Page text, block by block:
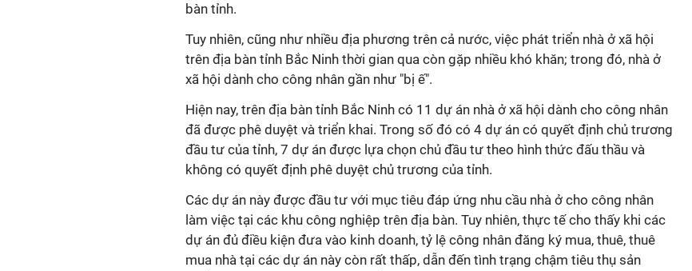
bàn tỉnh.
Tuy nhiên, cũng như nhiều địa phương trên cả nước, việc phát triển nhà ở xã hội
trên địa bàn tỉnh Bắc Ninh thời gian qua còn gặp nhiều khó khăn; trong đó, nhà ở
xã hội dành cho công nhân gần như "bị ế".
Hiện nay, trên địa bàn tỉnh Bắc Ninh có 11 dự án nhà ở xã hội dành cho công nhân
đã được phê duyệt và triển khai. Trong số đó có 4 dự án có quyết định chủ trương
đầu tư của tỉnh, 7 dự án được lựa chọn chủ đầu tư theo hình thức đấu thầu và
không có quyết định phê duyệt chủ trương của tỉnh.
Các dự án này được đầu tư với mục tiêu đáp ứng nhu cầu nhà ở cho công nhân
làm việc tại các khu công nghiệp trên địa bàn. Tuy nhiên, thực tế cho thấy khi các
dự án đủ điều kiện đưa vào kinh doanh, tỷ lệ công nhân đăng ký mua, thuê, thuê
mua nhà tại các dự án này còn rất thấp, dẫn đến tình trạng chậm tiêu thụ sản